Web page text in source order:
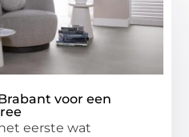
voor een
eerste wat